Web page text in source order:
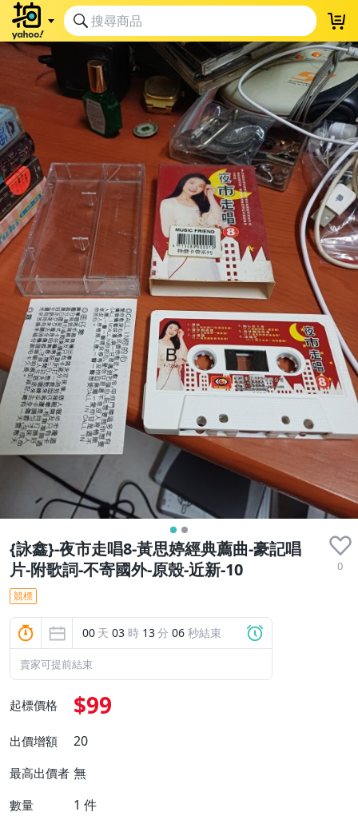
{詠鑫}-夜市走唱8-黃思婷經典薦曲-豪記唱
片-附歌詞-不寄國外-原殼-近新-10
0
競標
00 天 03 時 13分 05 秒結束
賣家可提前結束
起標價格 $99
出價增額 20
最高出價者 無
數量 1 件